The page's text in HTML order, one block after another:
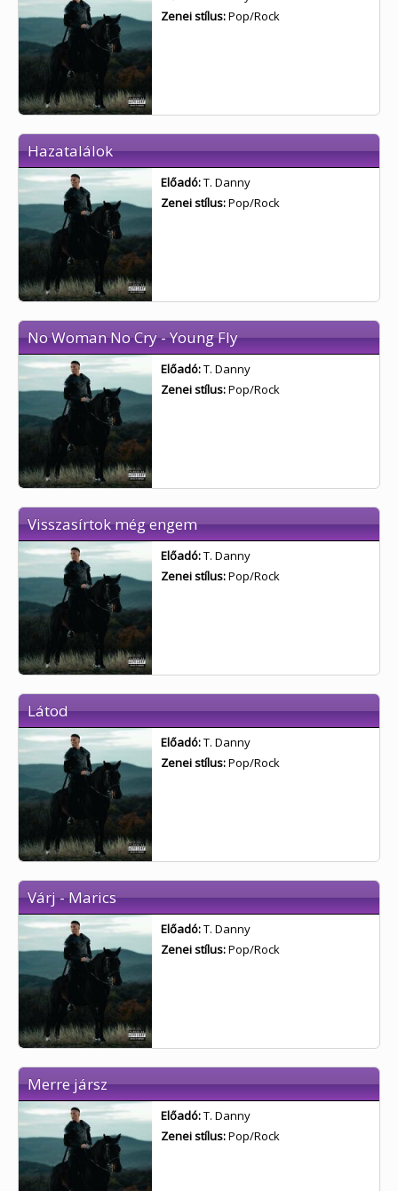
Zenei stílus:Pop/Rock
Hazatalálok
Előadó:T. Danny
Zenei stílus:Pop/Rock
No Woman No Cry - Young Fly
Előadó:T. Danny
Zenei stílus:Pop/Rock
Visszasírtok még engem
Előadó:T. Danny
Zenei stílus:Pop/Rock
Látod
Előadó:T. Danny
Zenei stílus:Pop/Rock
Várj - Marics
Előadó:T. Danny
Zenei stílus:Pop/Rock
Merre jársz
Előadó:T. Danny
Zenei stílus:Pop/Rock